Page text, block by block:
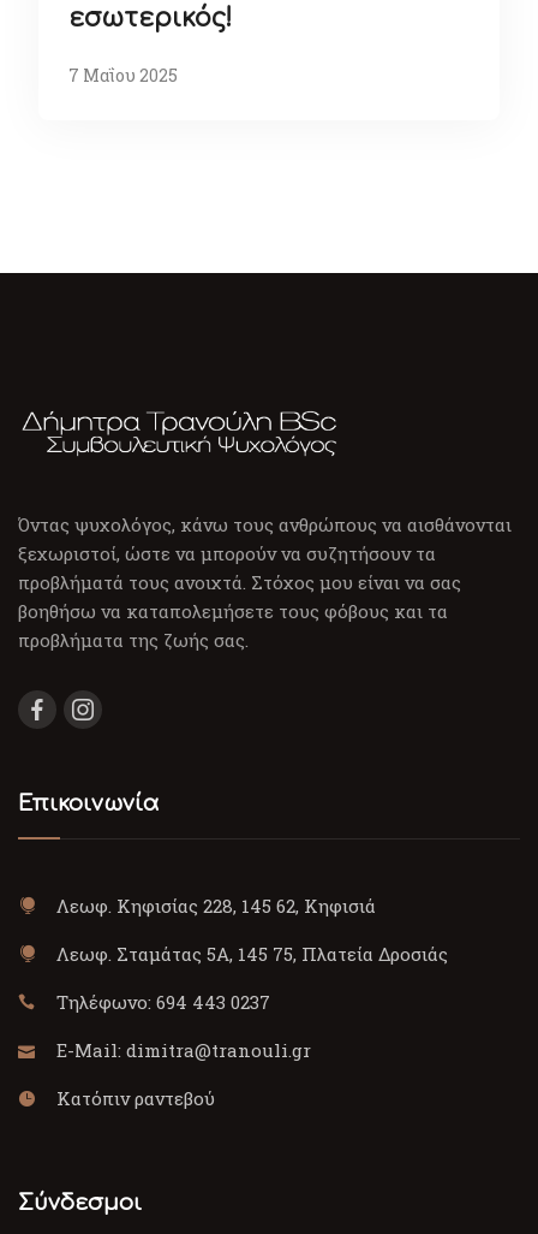
εσωτερικός!
7 Μαΐου 2025
Όντας ψυχολόγος, κάνω τους ανθρώπους να αισθάνονται
ξεχωριστοί, ώστε να μπορούν να συζητήσουν τα
προβλήματά τους ανοιχτά. Στόχος μου είναι να σας
βοηθήσω να καταπολεμήσετε τους φόβους και τα
προβλήματα της ζωής σας.
Επικοινωνία
Λεωφ. Κηφισίας 228, 145 62, Κηφισιά
Λεωφ. Σταμάτας 5Α, 145 75, Πλατεία Δροσιάς
Τηλέφωνο: 694 443 0237
E-Mail: dimitra@tranouli.gr
Κατόπιν ραντεβού
Σύνδεσμοι